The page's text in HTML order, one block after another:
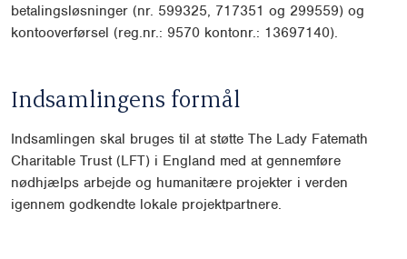
betalingsløsninger (nr. 599325, 717351 og 299559) og
kontooverførsel (reg.nr.: 9570 kontonr.: 13697140).
Indsamlingens formål
Indsamlingen skal bruges til at støtte The Lady Fatemath
Charitable Trust (LFT) i England med at gennemføre
nødhjælps arbejde og humanitære projekter i verden
igennem godkendte lokale projektpartnere.